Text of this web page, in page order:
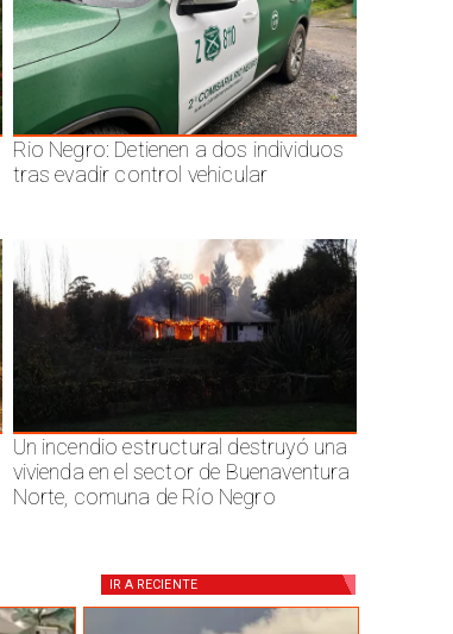
Rio Negro: Detienen a dos individuos
tras evadir control vehicular
Un incendio estructural destruyó una
vivienda en el sector de Buenaventura
Norte, comuna de Río Negro
IR A RECIENTE